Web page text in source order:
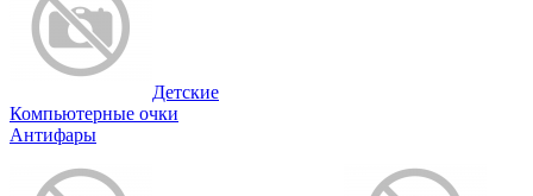
Детские
Компьютерные очки
Антифары